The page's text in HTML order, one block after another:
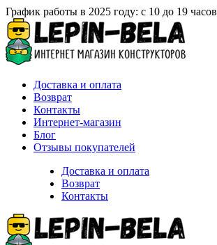
График работы в 2025 году: с 10 до 19 часов
Доставка и оплата
Возврат
Контакты
Интернет-магазин
Блог
Отзывы покупателей
Доставка и оплата
Возврат
Контакты